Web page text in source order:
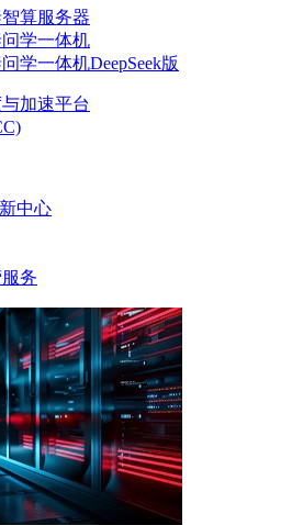
算服务器
学一体机
学一体机DeepSeek版
加速平台
中心
务